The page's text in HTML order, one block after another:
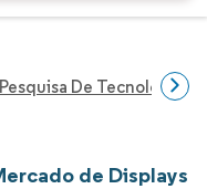
Pesquisa De Tecnologia,
de Displays